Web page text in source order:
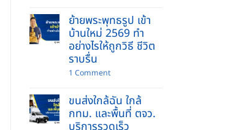
ปลอดภัย
ไร้
รอย
ขีด
ข่วน
ของ
พร้อม
คนยก
บริการ
รับจ้าง
ของ
หนัก
ครบ
จบ
ย้ายพระพุทธรูป เข้า
บ้านใหม่ 2569 ทำ
อย่างไรให้ถูกวิธี ชีวิต
ราบรื่น
1 Commenton
รูป
เข้า
บ้าน
ใหม่
ขนส่งใกล้ฉัน ใกล้
กทม. และพื้นที่ ตจว.